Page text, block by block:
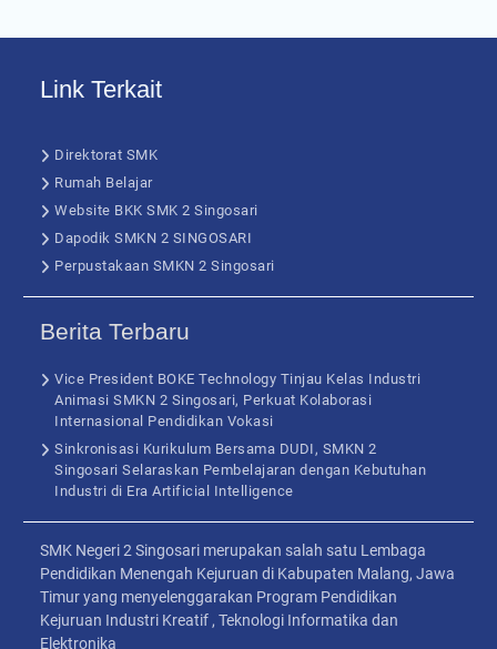
Link Terkait
Direktorat SMK
Rumah Belajar
Website BKK SMK 2 Singosari
Dapodik SMKN 2 SINGOSARI
Perpustakaan SMKN 2 Singosari
Berita Terbaru
Vice President BOKE Technology Tinjau Kelas Industri
Animasi SMKN 2 Singosari, Perkuat Kolaborasi
Internasional Pendidikan Vokasi
Sinkronisasi Kurikulum Bersama DUDI, SMKN 2
Singosari Selaraskan Pembelajaran dengan Kebutuhan
Industri di Era Artificial Intelligence
SMK Negeri 2 Singosari merupakan salah satu Lembaga
Pendidikan Menengah Kejuruan di Kabupaten Malang, Jawa
Timur yang menyelenggarakan Program Pendidikan
Kejuruan Industri Kreatif , Teknologi Informatika dan
Elektronika